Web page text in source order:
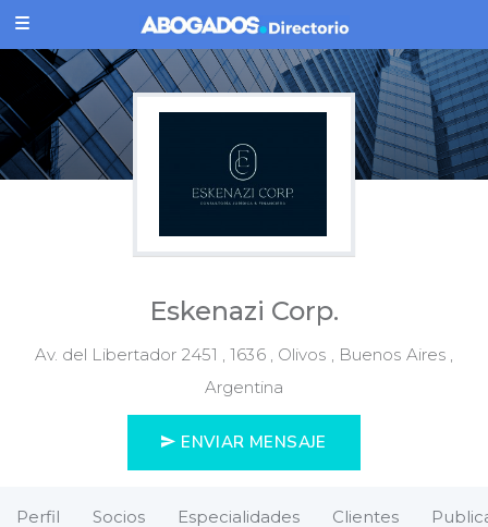
Eskenazi Corp.
Av. del Libertador 2451 , 1636 , Olivos , Buenos Aires ,
Argentina
ENVIAR MENSAJE
Perfil Socios Especialidades Clientes